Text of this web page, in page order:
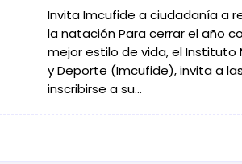
Invita Imcufide a ciudadanía a
la natación Para cerrar el año
mejor estilo de vida, el Instituto
y Deporte (Imcufide), invita a
inscribirse a su…